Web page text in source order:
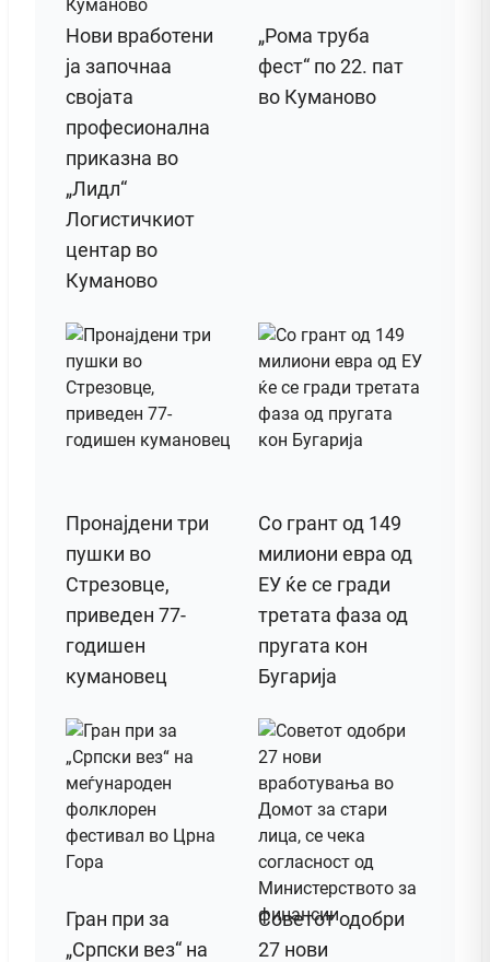
Нови вработени
ја започнаа
својата
професионална
приказна во
„Лидл“
Логистичкиот
центар во
Куманово
„Рома труба
фест“ по 22. пат
во Куманово
Пронајдени три
пушки во
Стрезовце,
приведен 77-
годишен
кумановец
Со грант од 149
милиони евра од
ЕУ ќе се гради
третата фаза од
пругата кон
Бугарија
Гран при за
„Српски вез“ на
Советот одобри
27 нови